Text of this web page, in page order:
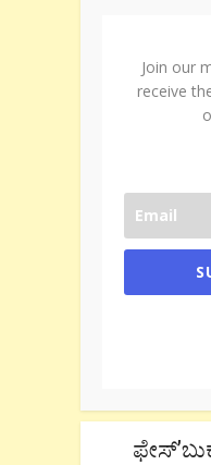
Join our
receive